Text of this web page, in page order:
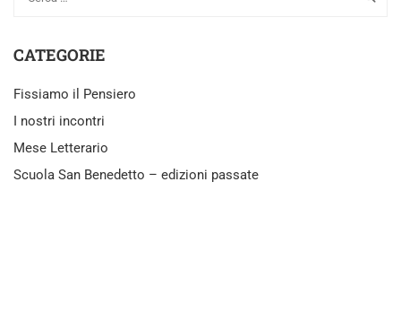
CATEGORIE
Fissiamo il Pensiero
I nostri incontri
Mese Letterario
Scuola San Benedetto – edizioni passate